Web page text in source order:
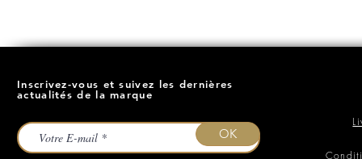
Inscrivez-vous et suivez les dernières
actualités de la marque
OK